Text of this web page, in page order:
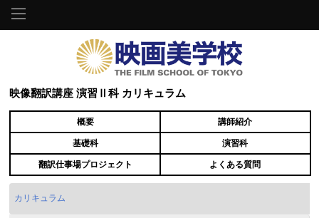
映像翻訳講座 演習Ⅱ科 カリキュラム
概要 講師紹介
基礎科 演習科
翻訳仕事場プロジェクト よくある質問
カリキュラム